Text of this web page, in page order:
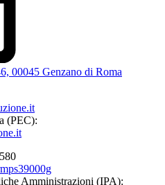
00045 Genzano di Roma
(PEC):
Amministrazioni (IPA):